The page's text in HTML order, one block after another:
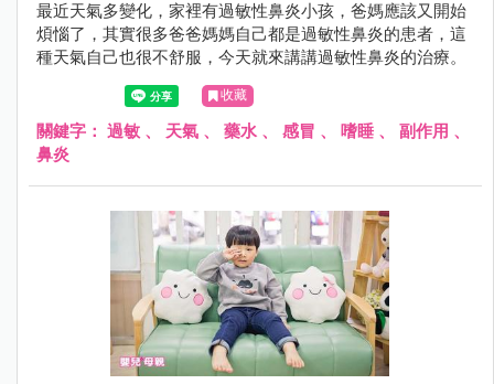
最近天氣多變化，家裡有過敏性鼻炎小孩，爸媽應該又開始
煩惱了，其實很多爸爸媽媽自己都是過敏性鼻炎的患者，這
種天氣自己也很不舒服，今天就來講講過敏性鼻炎的治療。
收藏
關鍵字： 過敏 、 天氣 、 藥水 、 感冒 、 嗜睡 、 副作用 、
鼻炎